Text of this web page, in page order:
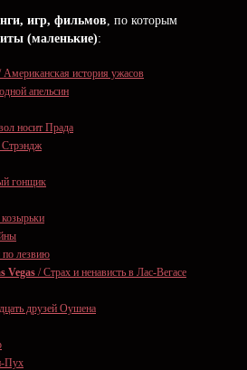
игр, фильмов, по которым
(маленькие):
Американская история ужасов
апельсин
носит Прада
гонщик
лезвию
Vegas / Страх и ненависть в Лас-Вегасе
друзей Оушена
Пух